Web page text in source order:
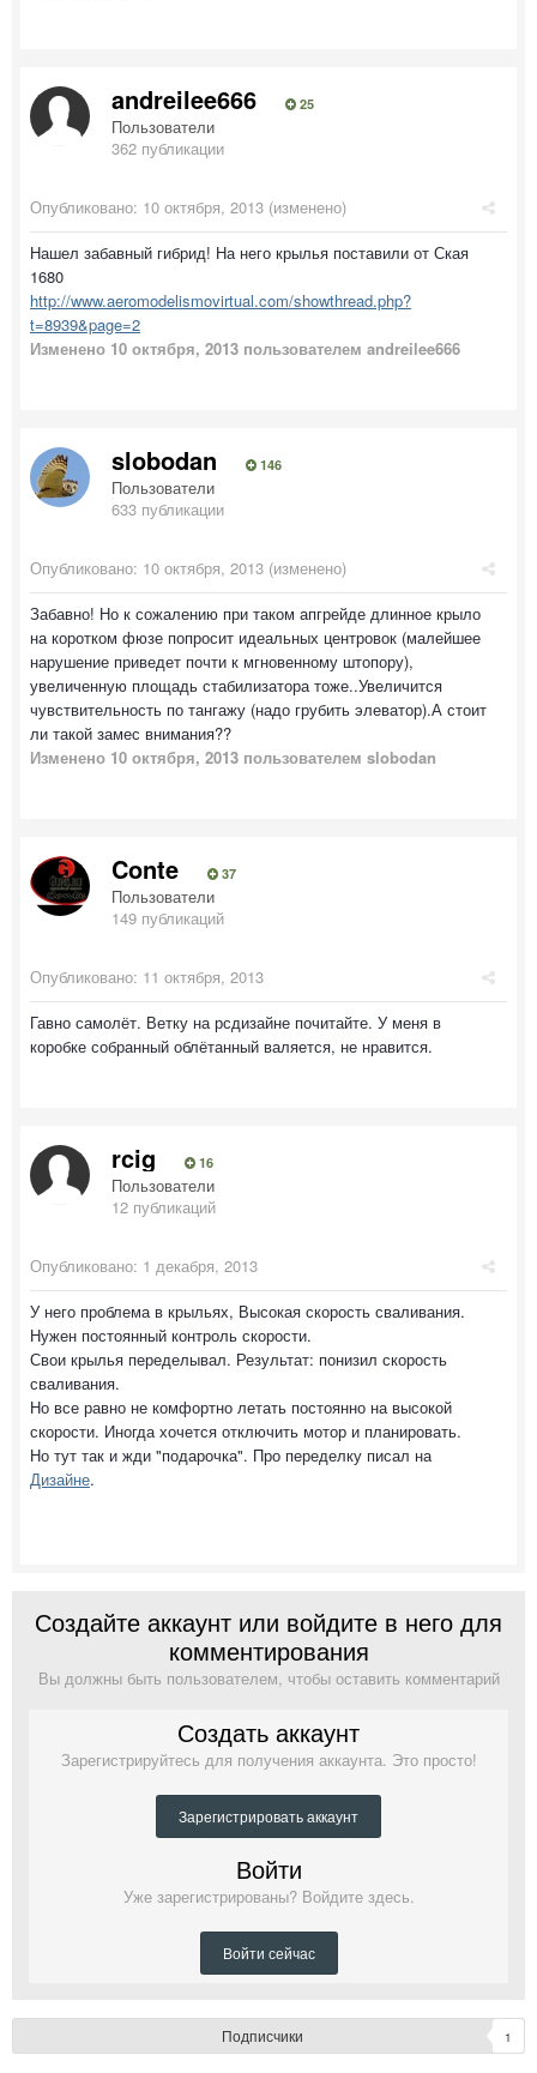
andreilee666 25
Пользователи
362 публикации
Опубликовано: 10 октября, 2013 (изменено)
Нашел забавный гибрид! На него крылья поставили от Ская
1680
http://www.aeromodelismovirtual.com/showthread.php?
t=8939&page=2
Изменено 10 октября, 2013 пользователем andreilee666
slobodan 146
Пользователи
633 публикации
Опубликовано: 10 октября, 2013 (изменено)
Забавно! Но к сожалению при таком апгрейде длинное крыло
на коротком фюзе попросит идеальных центровок (малейшее
нарушение приведет почти к мгновенному штопору),
увеличенную площадь стабилизатора тоже..Увеличится
чувствительность по тангажу (надо грубить элеватор).А стоит
ли такой замес внимания??
Изменено 10 октября, 2013 пользователем slobodan
Conte 37
Пользователи
149 публикаций
Опубликовано: 11 октября, 2013
Гавно самолёт. Ветку на рсдизайне почитайте. У меня в
коробке собранный облётанный валяется, не нравится.
rcig 16
Пользователи
12 публикаций
Опубликовано: 1 декабря, 2013
У него проблема в крыльях, Высокая скорость сваливания.
Нужен постоянный контроль скорости.
Свои крылья переделывал. Результат: понизил скорость
сваливания.
Но все равно не комфортно летать постоянно на высокой
скорости. Иногда хочется отключить мотор и планировать.
Но тут так и жди "подарочка". Про переделку писал на
Дизайне.
Создайте аккаунт или войдите в него для
комментирования
Вы должны быть пользователем, чтобы оставить комментарий
Создать аккаунт
Зарегистрируйтесь для получения аккаунта. Это просто!
Зарегистрировать аккаунт
Войти
Уже зарегистрированы? Войдите здесь.
Войти сейчас
Подписчики 1